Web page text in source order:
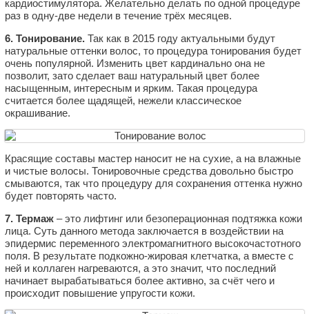
кардиостимулятора. Желательно делать по одной процедуре
раз в одну-две недели в течение трёх месяцев.
6. Тонирование. Так как в 2015 году актуальными будут
натуральные оттенки волос, то процедура тонирования будет
очень популярной. Изменить цвет кардинально она не
позволит, зато сделает ваш натуральный цвет более
насыщенным, интересным и ярким. Такая процедура
считается более щадящей, нежели классическое
окрашивание.
Красящие составы мастер наносит не на сухие, а на влажные
и чистые волосы. Тонировочные средства довольно быстро
смываются, так что процедуру для сохранения оттенка нужно
будет повторять часто.
7. Термаж – это лифтинг или безоперационная подтяжка кожи
лица. Суть данного метода заключается в воздействии на
эпидермис переменного электромагнитного высокочастотного
поля. В результате подкожно-жировая клетчатка, а вместе с
ней и коллаген нагреваются, а это значит, что последний
начинает вырабатываться более активно, за счёт чего и
происходит повышение упругости кожи.